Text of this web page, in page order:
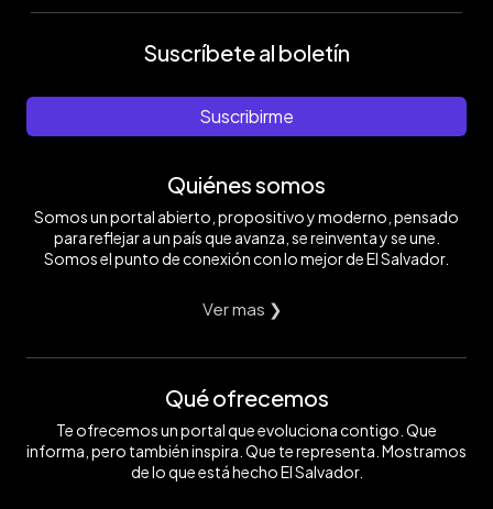
Suscríbete al boletín
Suscribirme
Quiénes somos
Somos un portal abierto, propositivo y moderno, pensado
para reflejar a un país que avanza, se reinventa y se une.
Somos el punto de conexión con lo mejor de El Salvador.
Ver mas ❯
Qué ofrecemos
Te ofrecemos un portal que evoluciona contigo. Que
informa, pero también inspira. Que te representa. Mostramos
de lo que está hecho El Salvador.